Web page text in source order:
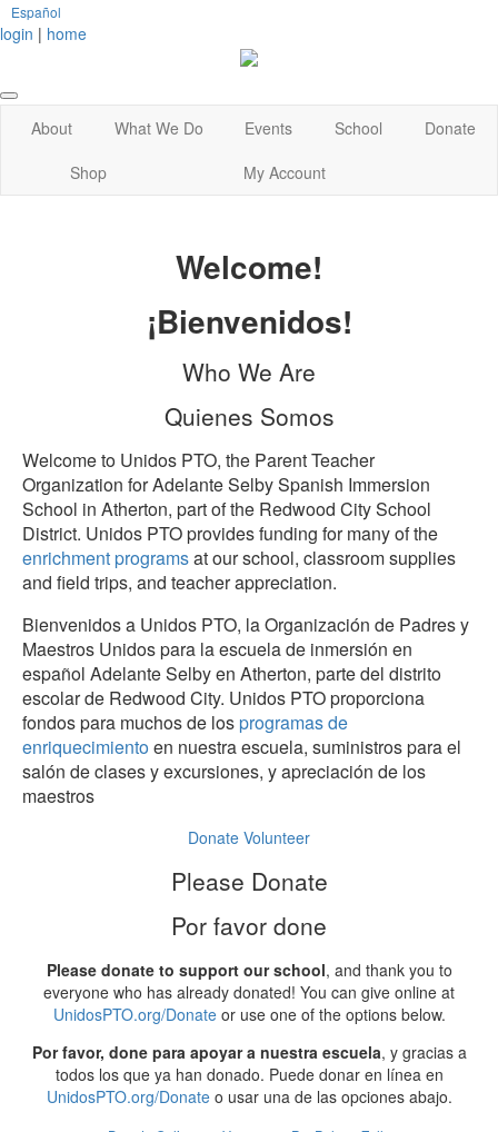
Español
login | home
About What We Do Events School
Donate
Shop
My Account
Welcome!
¡Bienvenidos!
Who We Are
Quienes Somos
Welcome to Unidos PTO, the Parent Teacher
Organization for Adelante Selby Spanish Immersion
School in Atherton, part of the Redwood City School
District. Unidos PTO provides funding for many of the
enrichment programsat our school, classroom supplies
and field trips, and teacher appreciation.
Bienvenidos a Unidos PTO, la Organización de Padres y
Maestros Unidos para la escuela de inmersión en
español Adelante Selby en Atherton, parte del distrito
escolar de Redwood City. Unidos PTO proporciona
fondos para muchos de losprogramas de
enriquecimientoen nuestra escuela, suministros para el
salón de clases y excursiones, y apreciación de los
maestros
Donate Volunteer
Please Donate
Por favor done
Please donate to support our school, and thank you to
everyone who has already donated! You can give online at
UnidosPTO.org/Donateor use one of the options below.
Por favor, done para apoyar a nuestra escuela, y gracias a
todos los que ya han donado. Puede donar en línea en
UnidosPTO.org/Donateo usar una de las opciones abajo.